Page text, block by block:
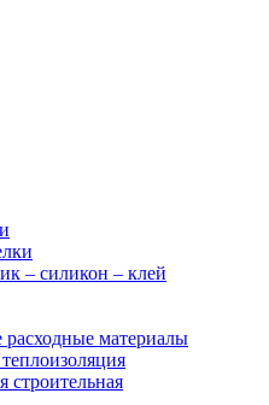
– силикон – клей
расходные материалы
строительная